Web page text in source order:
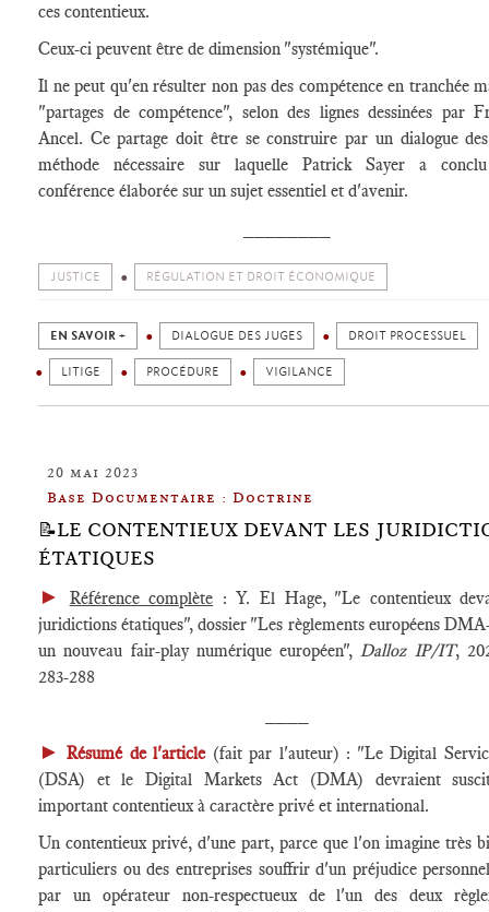
ces contentieux.
Ceux-ci peuvent être de dimension "systémique".
Il ne peut qu'en résulter non pas des compétence en tranchée
"partages de compétence", selon des lignes dessinées par
Ancel. Ce partage doit être se construire par un dialogue
méthode nécessaire sur laquelle Patrick Sayer a
conférence élaborée sur un sujet essentiel et d'avenir.
JUSTICE RÉGULATION ET DROIT ÉCONOMIQUE
EN SAVOIR + DIALOGUE DES JUGES DROIT PROCESSUEL
LITIGE PROCÉDURE VIGILANCE
20 mai 2023
Base Documentaire : Doctrine
📝LE CONTENTIEUX DEVANT LES
ÉTATIQUES
► Référence complète : Y. El Hage, "Le contentieux
juridictions étatiques", dossier "Les règlements européens
un nouveau fair-play numérique européen",Dalloz IP/IT,
283-288
►Résumé de l'article(fait par l'auteur) : "Le Digital
(DSA) et le Digital Markets Act (DMA) devraient
important contentieux à caractère privé et international.
Un contentieux privé, d'une part, parce que l'on imagine très
particuliers ou des entreprises souffrir d'un préjudice
par un opérateur non-respectueux de l'un des deux